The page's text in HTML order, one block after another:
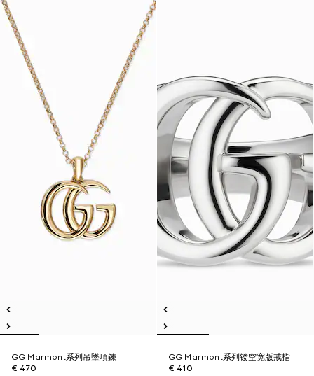
GG Marmont系列吊墜項鍊
€ 470
GG Marmont系列镂空宽版戒指
€ 410